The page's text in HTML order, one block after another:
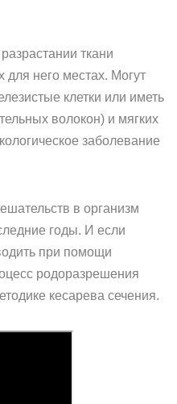
ткани
для него местах. Могут
клетки или иметь
волокон) и мягких
заболевание
в организм
годы. И если
при помощи
родоразрешения
кесарева сечения.